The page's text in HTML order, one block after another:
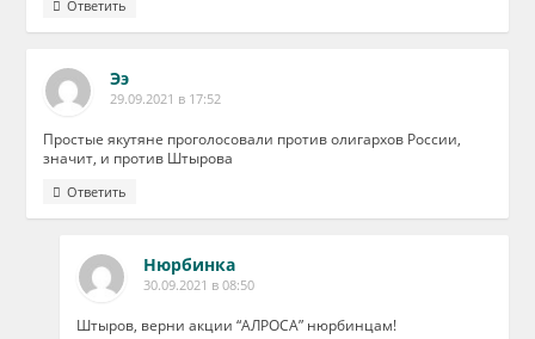
Ответить
Ээ
29.09.2021 в 17:52
Простые якутяне проголосовали против олигархов России,
значит, и против Штырова
Ответить
Нюрбинка
30.09.2021 в 08:50
Штыров, верни акции “АЛРОСА” нюрбинцам!